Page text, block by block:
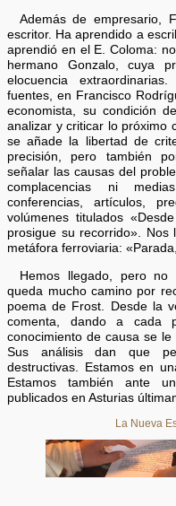
Además de empresario,
escritor. Ha aprendido a
aprendió en el E. Coloma:
hermano Gonzalo, cuya
elocuencia
fuentes, en Francisco
economista, su condición
analizar y criticar lo próximo
se añade la libertad de
precisión, pero también
señalar las causas del
complacencias ni
conferencias, artículos,
volúmenes titulados
prosigue su recorrido».
metáfora ferroviaria:
Hemos llegado, pero
queda mucho camino por
poema de Frost. Desde la
comenta, dando a cada
conocimiento de causa se
Sus análisis dan que
destructivas. Estamos en
Estamos también ante
publicados en Asturias
La Nueva